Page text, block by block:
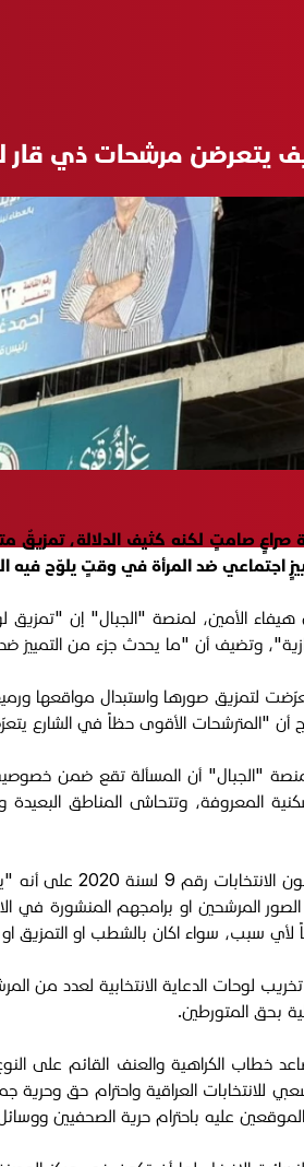
يتعرضن مرشحات ذي قار
صراعٍ صامتٍ لكنه كثيف الدلالة،
اجتماعي ضد المرأة في وقتٍ يلوّح فيه
هيفاء الأمين، لمنصة "الجبال" إن
وتضيف أن "ما يحدث جزء من التمييز
لتمزيق صورها واستبدال مواقعها
"المترشحات الأقوى حظاً في الشارع
لمنصة "الجبال" أن المسألة تقع ضمن
المعروفة، وتتحاشى المناطق البعيدة
الإطار القانوني ليس
المرشحين او برامجهم المنشورة في
لأي سبب، سواء اكان بالشطب او التمزيق
لوحات الدعاية الانتخابية لعدد من
بحق المتورطين.
للانتخابات العراقية واحترام حق وحرية
عليه باحترام حرية الصحفيين ووسائل